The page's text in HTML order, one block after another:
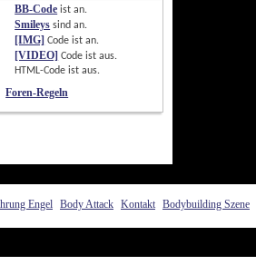
BB-Code istan.
Smileys sindan.
[IMG] Code istan.
[VIDEO] Code istaus.
HTML-Code istaus.
Foren-Regeln
Engel Body Attack Kontakt Bodybuilding Szene